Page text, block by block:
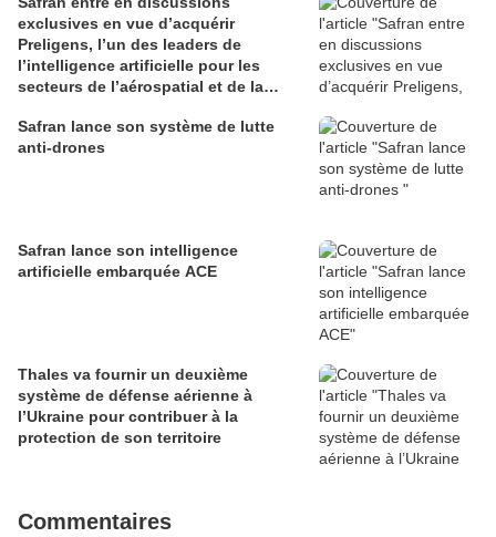
exclusives en vue d’acquérir
Preligens, l’un des leaders de
l’intelligence artificielle pour les
secteurs de l’aérospatial et de la
Safran lance son système de lutte
anti-drones
Safran lance son intelligence
artificielle embarquée ACE
Thales va fournir un deuxième
système de défense aérienne à
l’Ukraine pour contribuer à la
protection de son territoire
Commentaires